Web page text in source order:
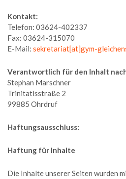
Kontakt:
Telefon: 03624-402337
Fax: 03624-315070
E-Mail: sekretariat[at]gym-
Verantwortlich für den Inhalt nach
Stephan Marschner
Trinitatisstraße 2
99885 Ohrdruf
Haftungsausschluss:
Haftung für Inhalte
Die Inhalte unserer Seiten wurden